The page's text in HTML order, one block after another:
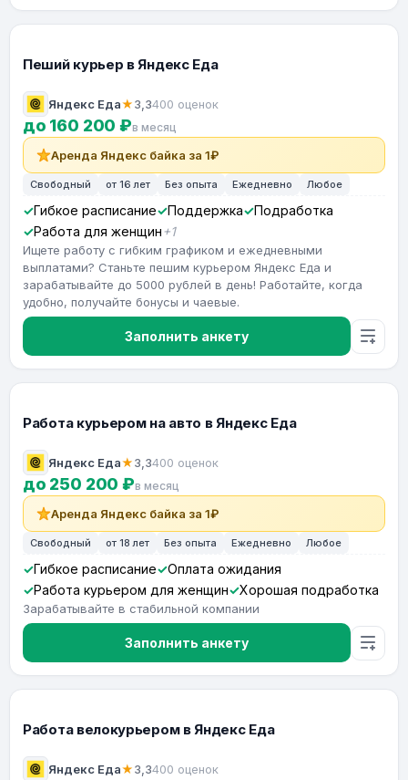
Пеший курьер в Яндекс Еда
Яндекс Еда★3,3400 оценок
до 160 200 ₽в месяц
Аренда Яндекс байка за 1₽
Свободный от 16 лет Без опыта Ежедневно Любое
Гибкое расписание Поддержка
Подработка
Работа для женщин +1
Ищете работу с гибким графиком и ежедневными
выплатами? Станьте пешим курьером Яндекс Еда и
зарабатывайте до 5000 рублей в день! Работайте, когда
удобно, получайте бонусы и чаевые.
Заполнить анкету
Работа курьером на авто в Яндекс Еда
Яндекс Еда★3,3400 оценок
до 250 200 ₽в месяц
Аренда Яндекс байка за 1₽
Свободный от 18 лет Без опыта Ежедневно Любое
Гибкое расписание
Оплата ожидания
Работа курьером для женщин
Хорошая подработка
Зарабатывайте в стабильной компании
Заполнить анкету
Работа велокурьером в Яндекс Еда
Яндекс Еда★3,3400 оценок